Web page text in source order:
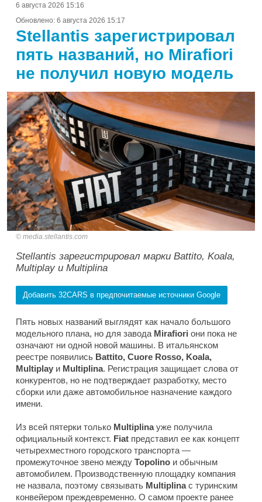
6 августа 2026 15:16
Обновлено: 6 августа 2026 15:17
Stellantis зарегистрировал
пять названий, но Mirafiori
не получил новую модель
media.stellantis.com
Stellantis зарегистрировал марки Battito, Koala,
Multiplay и Multiplina
Добавить 32CARS в предпочитаемые источники Google
Пять новых названий выглядят как начало большого
модельного плана, но для завода Mirafiori они пока не
означают ни одной новой машины. В итальянском
реестре появились Battito, Cuore Rosso, Koala,
Multiplay и Multiplina. Регистрация защищает слова от
конкурентов, но не подтверждает разработку, место
сборки или даже автомобильное назначение каждого
имени.
Из всей пятерки только Multiplinaуже получила
официальный контекст. Fiat представил ее как концепт
четырехместного городского транспорта —
промежуточное звено между Topolino и обычным
автомобилем. Производственную площадку компания
не назвала, поэтому связывать Multiplinaс туринским
конвейером преждевременно. О самом проекте ранее